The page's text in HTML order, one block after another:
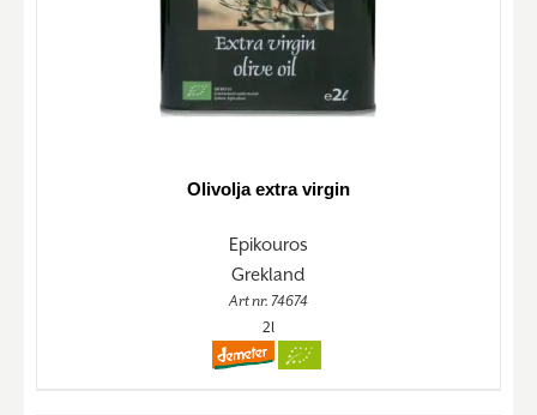
Olivolja extra virgin
Epikouros
Grekland
Art nr. 74674
2l